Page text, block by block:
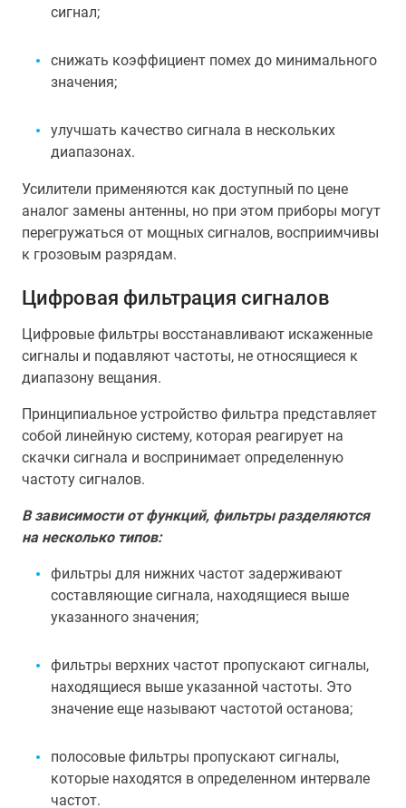
сигнал;
снижать коэффициент помех до минимального
значения;
улучшать качество сигнала в нескольких
диапазонах.
Усилители применяются как доступный по цене
аналог замены антенны, но при этом приборы могут
перегружаться от мощных сигналов, восприимчивы
к грозовым разрядам.
Цифровая фильтрация сигналов
Цифровые фильтры восстанавливают искаженные
сигналы и подавляют частоты, не относящиеся к
диапазону вещания.
Принципиальное устройство фильтра представляет
собой линейную систему, которая реагирует на
скачки сигнала и воспринимает определенную
частоту сигналов.
В зависимости от функций, фильтры разделяются
на несколько типов:
фильтры для нижних частот задерживают
составляющие сигнала, находящиеся выше
указанного значения;
фильтры верхних частот пропускают сигналы,
находящиеся выше указанной частоты. Это
значение еще называют частотой останова;
полосовые фильтры пропускают сигналы,
которые находятся в определенном интервале
частот.